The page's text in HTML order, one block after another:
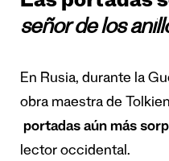
señor de los
En Rusia, durante la
obra maestra de
portadas aún más
lector occidental.